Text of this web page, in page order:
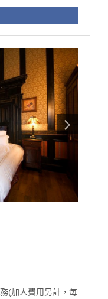
及避免父母有渡假
用。
預約訂房。
場地租借費用，請
洽詢，另婚紗拍
旅卡請電話訂房。
民宿僅開放給已完
設施，敬請見諒。
與我們聯繫並依規
能享受自在、安心
(加人費用另計，每